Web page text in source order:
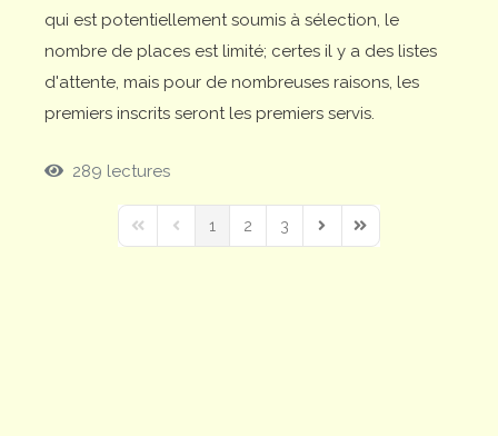
qui est potentiellement soumis à sélection, le
nombre de places est limité; certes il y a des listes
d'attente, mais pour de nombreuses raisons, les
premiers inscrits seront les premiers servis.
289 lectures
First PagePrevious Page
1 2 3
Next PageLast Page